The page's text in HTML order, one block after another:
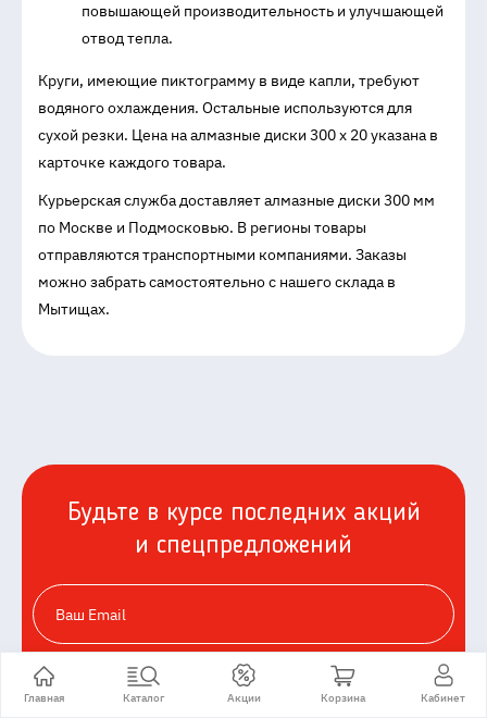
повышающей производительность и улучшающей
отвод тепла.
Круги, имеющие пиктограмму в виде капли, требуют
водяного охлаждения. Остальные используются для
сухой резки. Цена на алмазные диски 300 х 20 указана в
карточке каждого товара.
Курьерская служба доставляет алмазные диски 300 мм
по Москве и Подмосковью. В регионы товары
отправляются транспортными компаниями. Заказы
можно забрать самостоятельно с нашего склада в
Мытищах.
Будьте в курсе последних акций
и спецпредложений
ОТПРАВИТЬ
Главная Каталог Акции Корзина Кабинет